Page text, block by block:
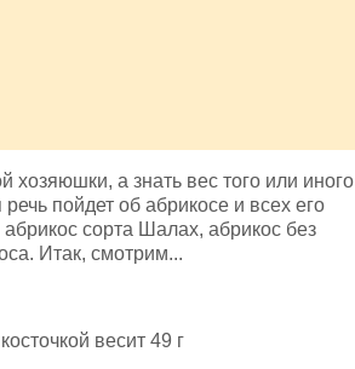
а знать вес того или иного
пойдет об абрикосе и всех его
сорта Шалах, абрикос без
Итак, смотрим...
весит 49 г